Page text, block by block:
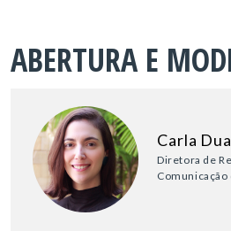
ABERTURA E
Carla
Diretora de
Comunicação